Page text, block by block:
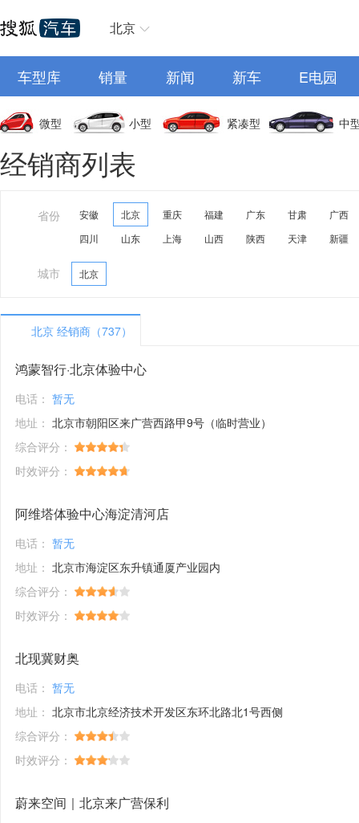
北京
车型库 销量 新闻 新车 E电园
微型 小型 紧凑型 中
经销商列表
省份 安徽 北京 重庆 福建 广东 甘肃
广西
四川
山东 上海 山西 陕西 天津 新疆
城市 北京
北京 经销商（737）
鸿蒙智行·北京体验中心
电话： 暂无
地址： 北京市朝阳区来广营西路甲9号（临时营业）
综合评分：
时效评分：
阿维塔体验中心海淀清河店
电话： 暂无
地址： 北京市海淀区东升镇通厦产业园内
综合评分：
时效评分：
北现冀财奥
电话： 暂无
地址： 北京市北京经济技术开发区东环北路北1号西侧
综合评分：
时效评分：
蔚来空间｜北京来广营保利